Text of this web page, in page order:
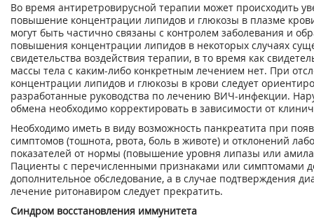
Во время антиретровирусной терапии может происходить
повышение концентрации липидов и глюкозы в плазме
могут быть частично связаны с контролем заболевания и
повышения концентрации липидов в некоторых случаях
свидетельства воздействия терапии, в то время как
массы тела с каким-либо конкретным лечением нет. При
концентрации липидов и глюкозы в крови следует
разработанные руководства по лечению ВИЧ-инфекции.
обмена необходимо корректировать в зависимости от
Необходимо иметь в виду возможность панкреатита при
симптомов (тошнота, рвота, боль в животе) и отклонений
показателей от нормы (повышение уровня липазы или
Пациенты с перечисленными признаками или симптомами
дополнительное обследование, а в случае подтверждения
лечение ритонавиром следует прекратить.
Синдром восстановления иммунитета